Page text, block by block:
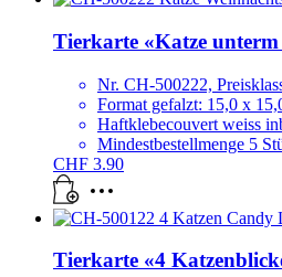
Tierkarte «Katze
Nr. CH-500222,
Format gefalzt: 15,0 x
Haftklebecouvert weiss
Mindestbestellmenge 5
CHF 3.90
Tierkarte «4